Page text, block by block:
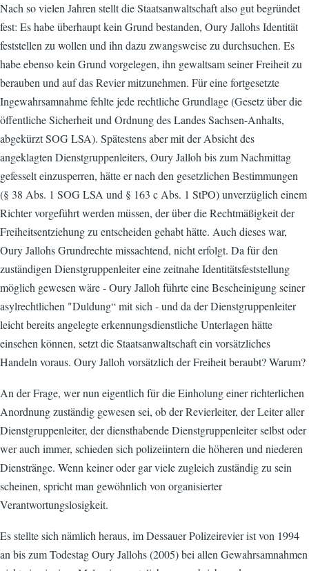
Nach so vielen Jahren stellt die Staatsanwaltschaft also gut begründet
fest: Es habe überhaupt kein Grund bestanden, Oury Jallohs Identität
feststellen zu wollen und ihn dazu zwangsweise zu durchsuchen. Es
habe ebenso kein Grund vorgelegen, ihn gewaltsam seiner Freiheit zu
berauben und auf das Revier mitzunehmen. Für eine fortgesetzte
Ingewahrsamnahme fehlte jede rechtliche Grundlage (Gesetz über die
öffentliche Sicherheit und Ordnung des Landes Sachsen-Anhalts,
abgekürzt SOG LSA). Spätestens aber mit der Absicht des
angeklagten Dienstgruppenleiters, Oury Jalloh bis zum Nachmittag
gefesselt einzusperren, hätte er nach den gesetzlichen Bestimmungen
(§ 38 Abs. 1 SOG LSA und § 163 c Abs. 1 StPO) unverzüglich einem
Richter vorgeführt werden müssen, der über die Rechtmäßigkeit der
Freiheitsentziehung zu entscheiden gehabt hätte. Auch dieses war,
Oury Jallohs Grundrechte missachtend, nicht erfolgt. Da für den
zuständigen Dienstgruppenleiter eine zeitnahe Identitätsfeststellung
möglich gewesen wäre - Oury Jalloh führte eine Bescheinigung seiner
asylrechtlichen "Duldung“ mit sich - und da der Dienstgruppenleiter
leicht bereits angelegte erkennungsdienstliche Unterlagen hätte
einsehen können, setzt die Staatsanwaltschaft ein vorsätzliches
Handeln voraus. Oury Jalloh vorsätzlich der Freiheit beraubt? Warum?
An der Frage, wer nun eigentlich für die Einholung einer richterlichen
Anordnung zuständig gewesen sei, ob der Revierleiter, der Leiter aller
Dienstgruppenleiter, der diensthabende Dienstgruppenleiter selbst oder
wer auch immer, schieden sich polizeiintern die höheren und niederen
Dienstränge. Wenn keiner oder gar viele zugleich zuständig zu sein
scheinen, spricht man gewöhnlich von organisierter
Verantwortungslosigkeit.
Es stellte sich nämlich heraus, im Dessauer Polizeirevier ist von 1994
an bis zum Todestag Oury Jallohs (2005) bei allen Gewahrsamnahmen